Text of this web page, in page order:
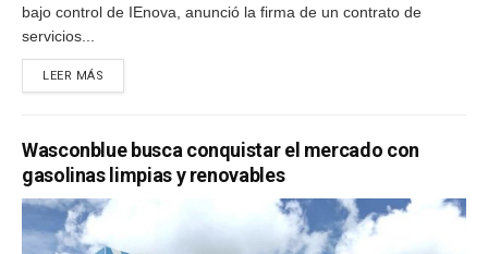
bajo control de IEnova, anunció la firma de un contrato de
servicios...
LEER MÁS
Wasconblue busca conquistar el mercado con
gasolinas limpias y renovables